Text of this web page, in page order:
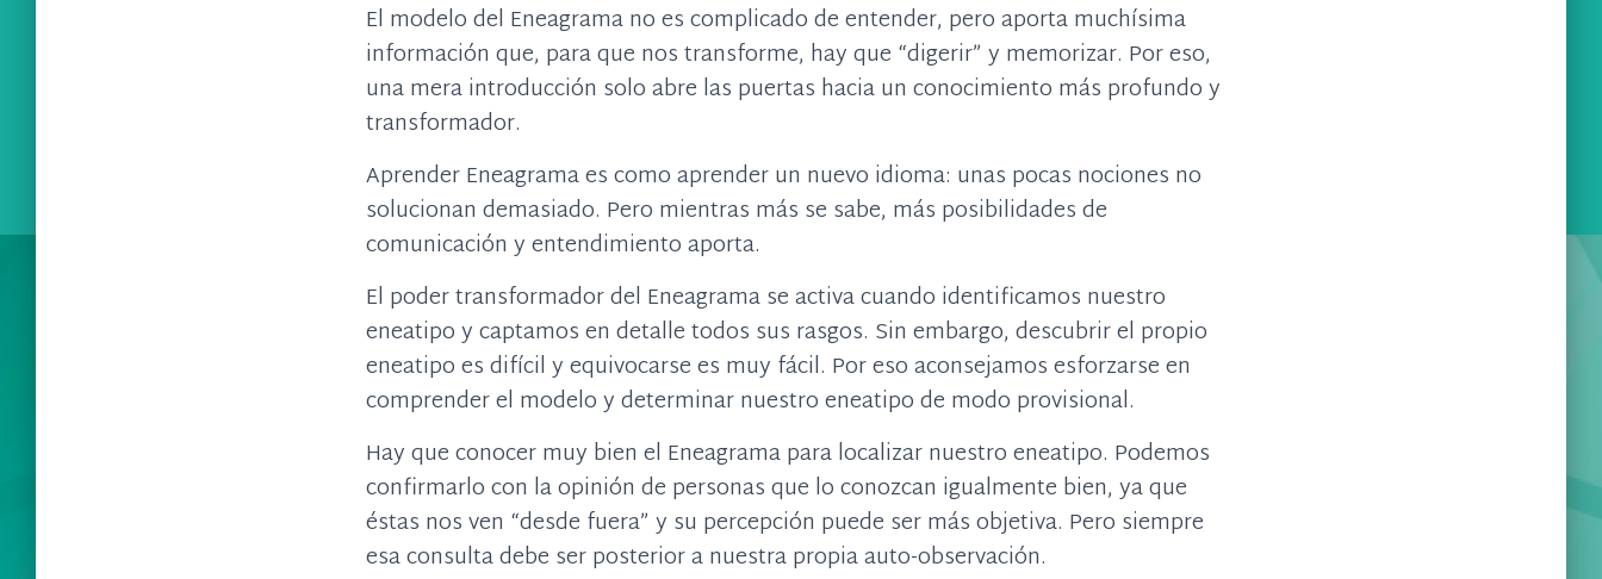
El modelo del Eneagrama no es complicado de entender, pero aporta muchísima
información que, para que nos transforme, hay que “digerir” y memorizar. Por eso,
una mera introducción solo abre las puertas hacia un conocimiento más profundo y
transformador.
Aprender Eneagrama es como aprender un nuevo idioma: unas pocas nociones no
solucionan demasiado. Pero mientras más se sabe, más posibilidades de
comunicación y entendimiento aporta.
El poder transformador del Eneagrama se activa cuando identificamos nuestro
eneatipo y captamos en detalle todos sus rasgos. Sin embargo, descubrir el propio
eneatipo es difícil y equivocarse es muy fácil. Por eso aconsejamos esforzarse en
comprender el modelo y determinar nuestro eneatipo de modo provisional.
Hay que conocer muy bien el Eneagrama para localizar nuestro eneatipo. Podemos
confirmarlo con la opinión de personas que lo conozcan igualmente bien, ya que
éstas nos ven “desde fuera” y su percepción puede ser más objetiva. Pero siempre
esa consulta debe ser posterior a nuestra propia auto-observación.